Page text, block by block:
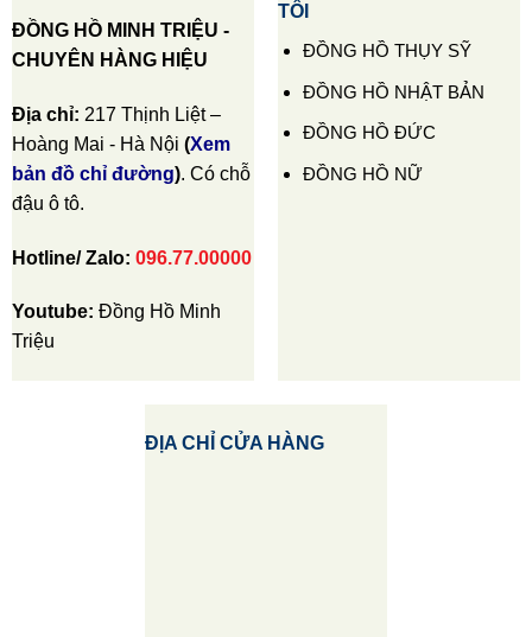
ĐỒNG HỒ MINH TRIỆU -
CHUYÊN HÀNG HIỆU
Địa chỉ: 217 Thịnh Liệt –
Hoàng Mai - Hà Nội (Xem
bản đồ chỉ đường). Có chỗ
đậu ô tô.
Hotline/ Zalo: 096.77.00000
Youtube: Đồng Hồ Minh
Triệu
TÔI
ĐỒNG HỒ THỤY SỸ
ĐỒNG HỒ NHẬT BẢN
ĐỒNG HỒ ĐỨC
ĐỒNG HỒ NỮ
ĐỊA CHỈ CỬA HÀNG